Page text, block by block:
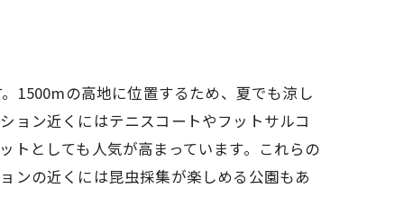
1500mの高地に位置するため、夏でも涼し
ョン近くにはテニスコートやフットサルコ
トとしても人気が高まっています。これらの
ンの近くには昆虫採集が楽しめる公園もあ